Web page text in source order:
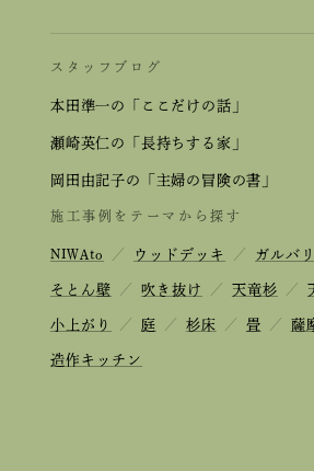
スタッフブログ
本田準一の「ここだけの話」
瀬崎英仁の「長持ちする家」
岡田由記子の「主婦の冒険の書」
施工事例をテーマから探す
NIWAto ／ ウッドデッキ ／ ガルバ
そとん壁 ／ 吹き抜け ／ 天竜杉 ／
小上がり ／ 庭 ／ 杉床 ／ 畳 ／ 薩
造作キッチン